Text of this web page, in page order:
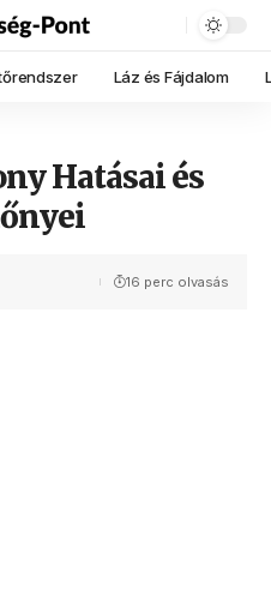
Láz és Fájdalom
Hatásai és
16 perc olvasás